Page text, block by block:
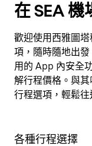
在 SEA
歡迎使用西雅圖
項，隨時隨地出
用的 App 內安全
解行程價格。與
行程選項，輕鬆往
各種行程選擇